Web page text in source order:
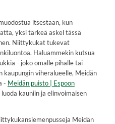
itsestään, kun
yksi tärkeä askel tässä
Niittykukat tukevat
Haluammekin kutsua
- joko omalle pihalle tai
kaupungin viheralueelle, Meidän
- Meidän puisto | Espoon
kauniin ja elinvoimaisen
Meidän